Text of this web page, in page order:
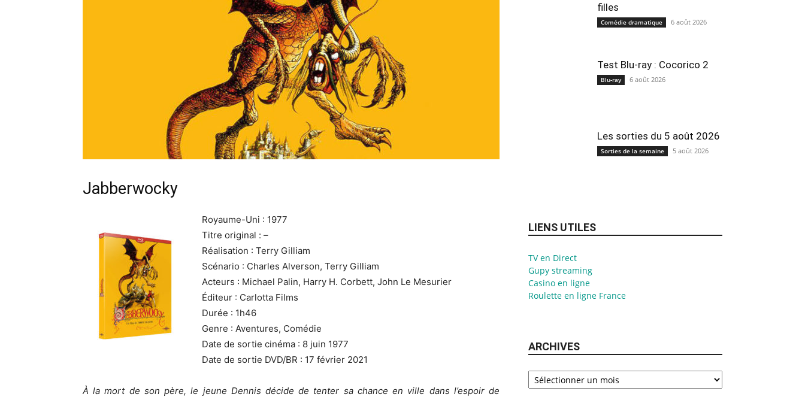
Jabberwocky
Royaume-Uni : 1977
Titre original : –
Réalisation : Terry Gilliam
Scénario : Charles Alverson, Terry Gilliam
Acteurs : Michael Palin, Harry H. Corbett, John Le Mesurier
Éditeur : Carlotta Films
Durée : 1h46
Genre : Aventures, Comédie
Date de sortie cinéma : 8 juin 1977
Date de sortie DVD/BR : 17 février 2021
À la mort de son père, le jeune Dennis décide de tenter sa chance en ville dans l’espoir de
filles
Comédie dramatique 6 août 2026
Test Blu-ray : Cocorico 2
Blu-ray 6 août 2026
Les sorties du 5 août 2026
Sorties de la semaine 5 août 2026
LIENS UTILES
TV en Direct
Gupy streaming
Casino en ligne
Roulette en ligne France
ARCHIVES
Archives